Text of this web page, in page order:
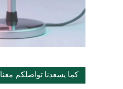
كما يسعدنا تواصلكم معنا